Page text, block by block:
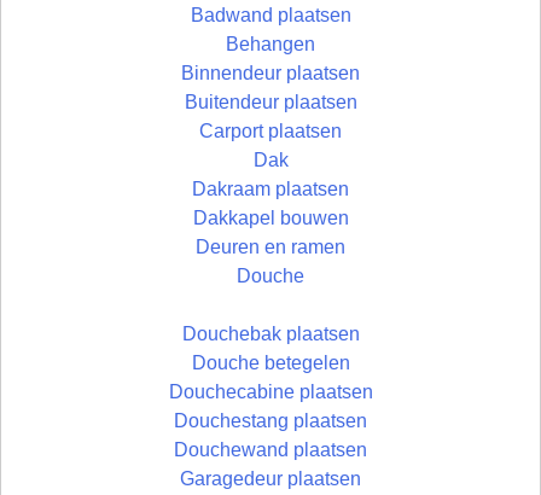
Badwand plaatsen
Behangen
Binnendeur plaatsen
Buitendeur plaatsen
Carport plaatsen
Dak
Dakraam plaatsen
Dakkapel bouwen
Deuren en ramen
Douche
Douchebak plaatsen
Douche betegelen
Douchecabine plaatsen
Douchestang plaatsen
Douchewand plaatsen
Garagedeur plaatsen